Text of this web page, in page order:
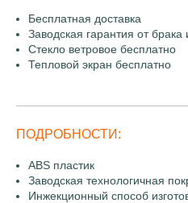
Бесплатная доставка
Заводская гарантия от брака
Стекло ветровое бесплатно
Тепловой экран бесплатно
ПОДРОБНОСТИ:
ABS пластик
Заводская технологичная
Инжекционный способ